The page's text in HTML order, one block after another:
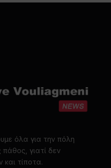
όλα για την πόλη
γιατί δεν
τίποτα.